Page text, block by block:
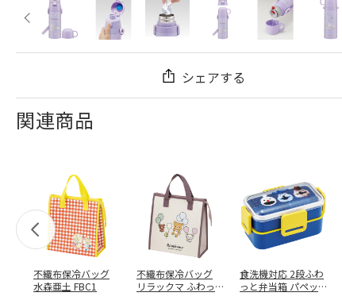
シェアする
関連商品
不織布保冷バッグ
水森亜土 FBC1
不織布保冷バッグ
リラックマ ふわっ
食洗機対応 2段ふわ
っと弁当箱 パペッ